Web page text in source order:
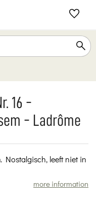
16 -
- Ladrôme
Nostalgisch, leeft niet in
more information